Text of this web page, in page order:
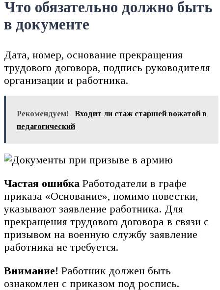
Что обязательно должно быть
в документе
Дата, номер, основание прекращения
трудового договора, подпись руководителя
организации и работника.
Рекомендуем!
Входит ли стаж старшей вожатой в
педагогический
Частая ошибка Работодатели в графе
приказа «Основание», помимо повестки,
указывают заявление работника. Для
прекращения трудового договора в связи с
призывом на военную службу заявление
работника не требуется.
Внимание! Работник должен быть
ознакомлен с приказом под роспись.